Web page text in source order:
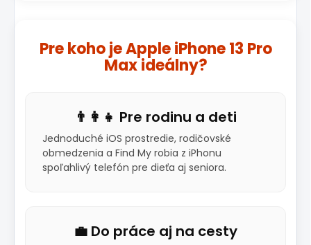
Pre koho je Apple iPhone 13 Pro
Max ideálny?
👨‍👩‍👧 Pre rodinu a deti
Jednoduché iOS prostredie, rodičovské
obmedzenia a Find My robia z iPhonu
spoľahlivý telefón pre dieťa aj seniora.
💼 Do práce aj na cesty